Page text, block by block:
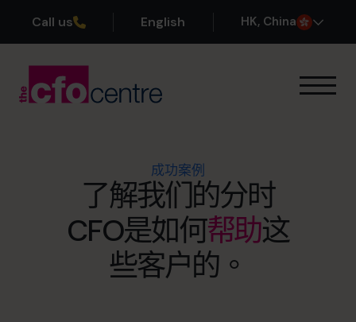
Call us English HK, China
加入团队
预约咨询电话
成功案例
了解我们的分时
CFO是如何帮助这
些客户的。